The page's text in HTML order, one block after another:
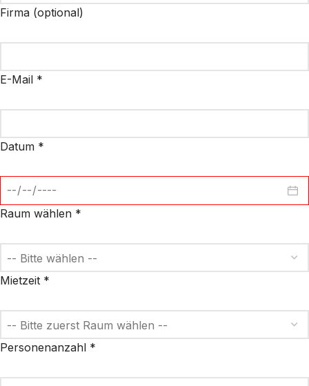
Firma (optional)
E-Mail *
Datum *
Raum wählen *
Mietzeit *
Personenanzahl *